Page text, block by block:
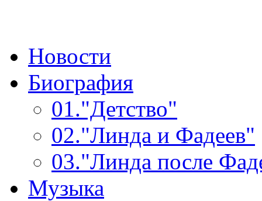
Новости
Биография
01."Детство"
02."Линда и Фадеев"
03."Линда после
Музыка